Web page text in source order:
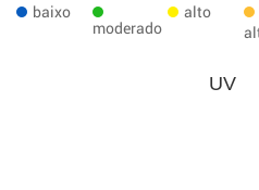
baixo
moderado
alto
UV